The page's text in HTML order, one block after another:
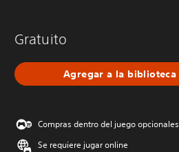
Gratuito
Agregar a la biblioteca
Compras dentro del juego opcionales
Se requiere jugar online